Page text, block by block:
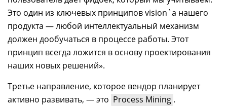
Это один из ключевых принципов vision`а нашего
продукта —любой интеллектуальный механизм
должен дообучаться в процессе работы. Этот
принцип всегда ложится в основу проектирования
наших новых решений».
Третье направление, которое вендор планирует
активно развивать, —это Process Mining .